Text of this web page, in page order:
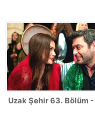
Uzak Şehir 63. Bölüm -